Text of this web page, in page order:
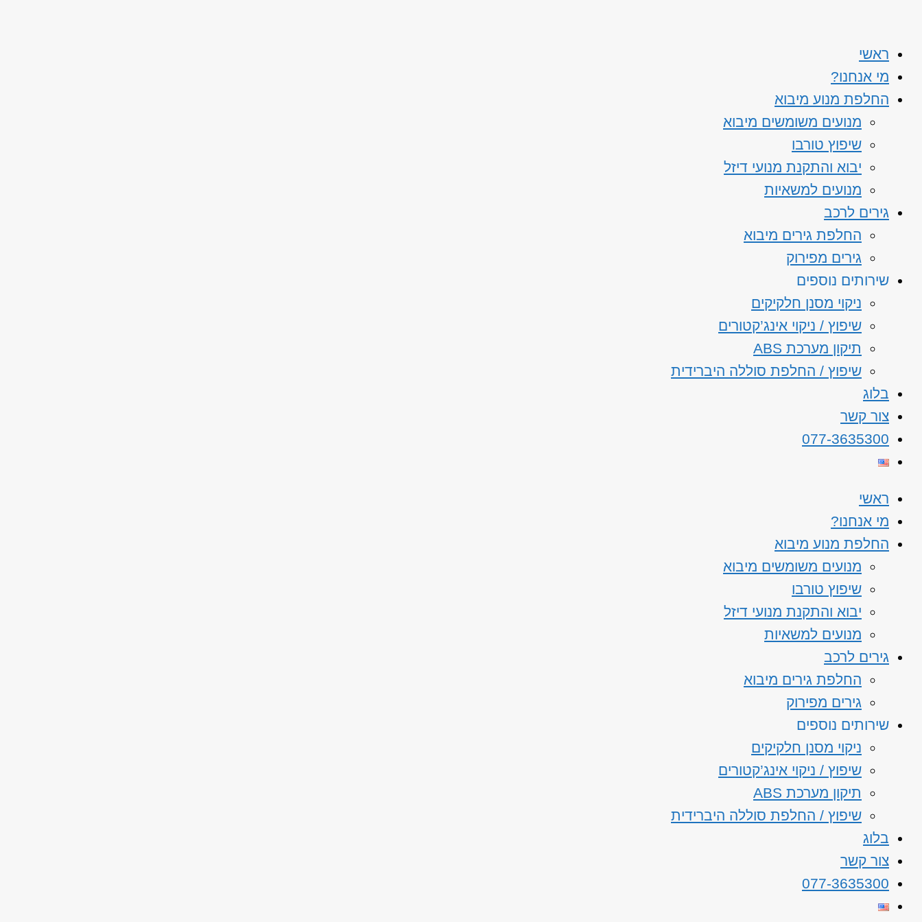
ראשי
מי אנחנו?
החלפת מנוע מיבוא
מנועים משומשים מיבוא
שיפוץ טורבו
יבוא והתקנת מנועי דיזל
מנועים למשאיות
גירים לרכב
החלפת גירים מיבוא
גירים מפירוק
שירותים נוספים
ניקוי מסנן חלקיקים
שיפוץ / ניקוי אינג’קטורים
תיקון מערכת ABS
שיפוץ / החלפת סוללה היברידית
בלוג
צור קשר
077-3635300
ראשי
מי אנחנו?
החלפת מנוע מיבוא
מנועים משומשים מיבוא
שיפוץ טורבו
יבוא והתקנת מנועי דיזל
מנועים למשאיות
גירים לרכב
החלפת גירים מיבוא
גירים מפירוק
שירותים נוספים
ניקוי מסנן חלקיקים
שיפוץ / ניקוי אינג’קטורים
תיקון מערכת ABS
שיפוץ / החלפת סוללה היברידית
בלוג
צור קשר
077-3635300